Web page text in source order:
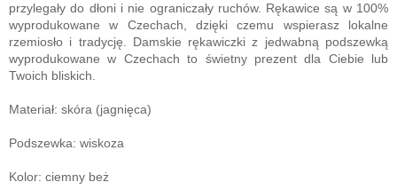
przylegały do ​​dłoni i nie ograniczały ruchów. Rękawice są w 100%
wyprodukowane w Czechach, dzięki czemu wspierasz lokalne
rzemiosło i tradycję. Damskie rękawiczki z jedwabną podszewką
wyprodukowane w Czechach to świetny prezent dla Ciebie lub
Twoich bliskich.
Materiał: skóra (jagnięca)
Podszewka: wiskoza
Kolor: ciemny beż